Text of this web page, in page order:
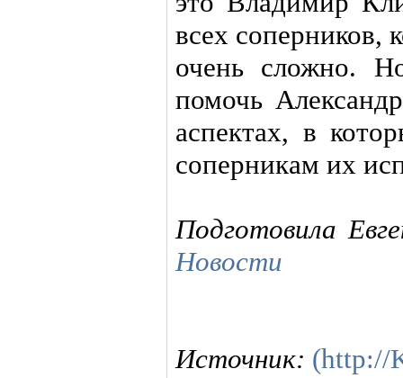
всех соперников,
очень сложно.
помочь
аспектах, в
соперникам их
Подготовила
Новости
Источник: (http://